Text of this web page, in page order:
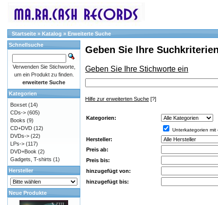
Startseite » Katalog » Erweiterte Suche
Geben Sie Ihre
Geben Sie Ihre Stichworte ein
Hilfe zur erweiterten Suche [?]
Kategorien:
Unterkategorien mit
Hersteller:
Preis ab:
Preis bis:
hinzugefügt von:
hinzugefügt bis:
Schnellsuche
Verwenden Sie Stichworte,
um ein Produkt zu finden.
erweiterte Suche
Kategorien
Boxset (14)
CDs-> (605)
Books (9)
CD+DVD (12)
DVDs-> (22)
LPs-> (117)
DVD+Book (2)
Gadgets, T-shirts (1)
Hersteller
Neue Produkte